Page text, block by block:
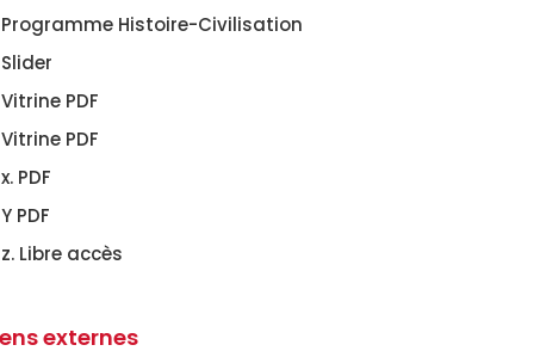
Programme Histoire-Civilisation
Slider
Vitrine PDF
Vitrine PDF
x. PDF
Y PDF
z. Libre accès
externes